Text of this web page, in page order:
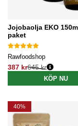
Jojobaolja EKO
paket
Rawfoodshop
387 kr
Ordinarie pris:
645 kr
KÖP NU
40%